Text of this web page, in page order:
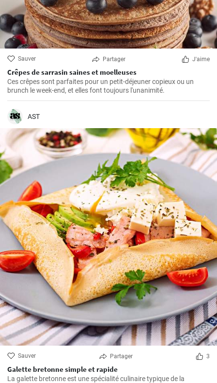
Sauver Partager J'aime
Crêpes de sarrasin saines et moelleuses
Ces crêpes sont parfaites pour un petit-déjeuner copieux ou un
brunch le week-end, et elles font toujours l'unanimité.
AST
Sauver Partager 3
Galette bretonne simple et rapide
La galette bretonne est une spécialité culinaire typique de la